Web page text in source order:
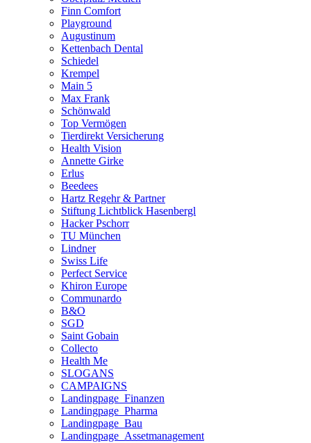
Finn Comfort
Playground
Augustinum
Kettenbach Dental
Schiedel
Krempel
Main 5
Max Frank
Schönwald
Top Vermögen
Tierdirekt Versicherung
Health Vision
Annette Girke
Erlus
Beedees
Hartz Regehr & Partner
Stiftung Lichtblick Hasenbergl
Hacker Pschorr
TU München
Lindner
Swiss Life
Perfect Service
Khiron Europe
Communardo
B&O
SGD
Saint Gobain
Collecto
Health Me
SLOGANS
CAMPAIGNS
Landingpage_Finanzen
Landingpage_Pharma
Landingpage_Bau
Landingpage_Assetmanagement